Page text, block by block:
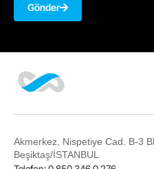
Gönder
Akmerkez, Nispetiye Cad. B-3
Beşiktaş/İSTANBUL